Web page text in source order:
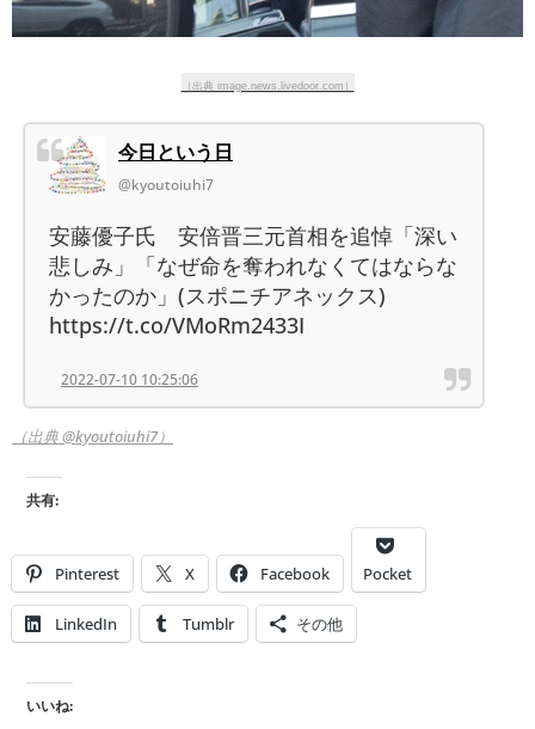
（出典 image.news.livedoor.com）
今日という日
@kyoutoiuhi7
安藤優子氏 安倍晋三元首相を追悼「深い
悲しみ」「なぜ命を奪われなくてはならな
かったのか」(スポニチアネックス)
https://t.co/VMoRm2433I
2022-07-10 10:25:06
（出典 @kyoutoiuhi7）
共有:
Pinterest X Facebook Pocket
LinkedIn Tumblr その他
いいね: